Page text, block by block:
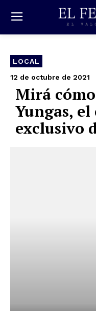
LOCAL
12 de octubre de 2021
Mirá
Yungas,
exclusivo